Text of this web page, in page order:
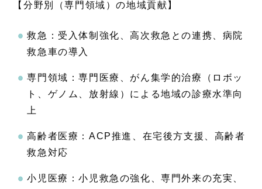
【分野別（専門領域）の地域貢献】
救急：受入体制強化、高次救急との連携、病院
救急車の導入
専門領域：専門医療、がん集学的治療（ロボッ
ト、ゲノム、放射線）による地域の診療水準向
上
高齢者医療：ACP推進、在宅後方支援、高齢者
救急対応
小児医療：小児救急の強化、専門外来の充実、